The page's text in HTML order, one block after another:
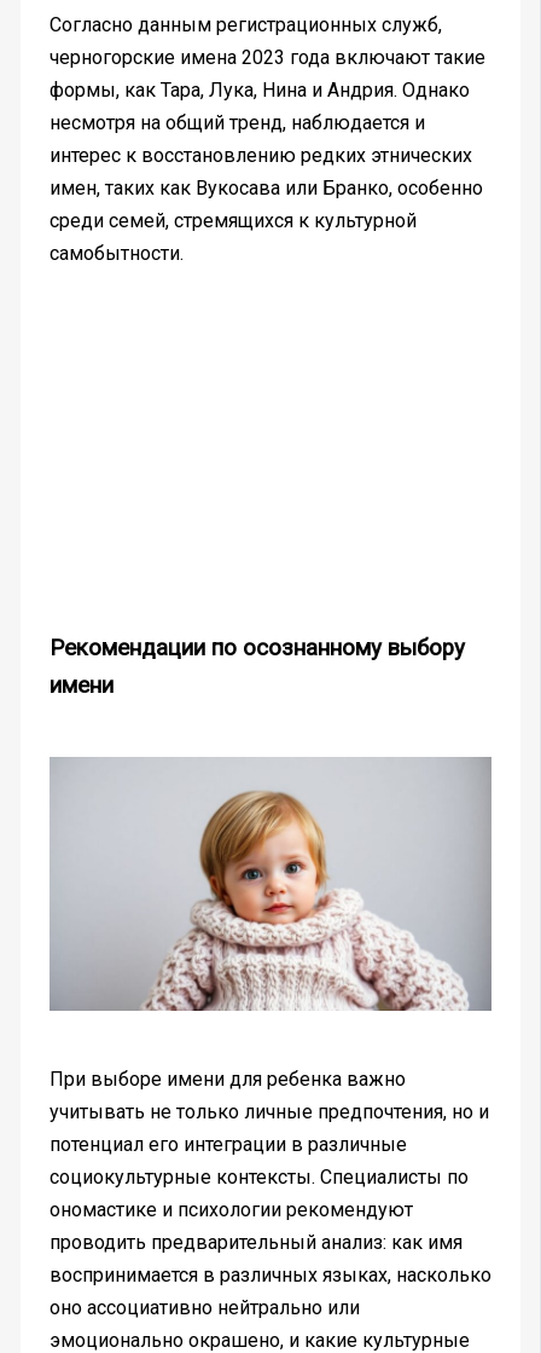
Согласно данным регистрационных служб,
черногорские имена 2023 года включают такие
формы, как Тара, Лука, Нина и Андрия. Однако
несмотря на общий тренд, наблюдается и
интерес к восстановлению редких этнических
имен, таких как Вукосава или Бранко, особенно
среди семей, стремящихся к культурной
самобытности.
Рекомендации по осознанному выбору
имени
При выборе имени для ребенка важно
учитывать не только личные предпочтения, но и
потенциал его интеграции в различные
социокультурные контексты. Специалисты по
ономастике и психологии рекомендуют
проводить предварительный анализ: как имя
воспринимается в различных языках, насколько
оно ассоциативно нейтрально или
эмоционально окрашено, и какие культурные